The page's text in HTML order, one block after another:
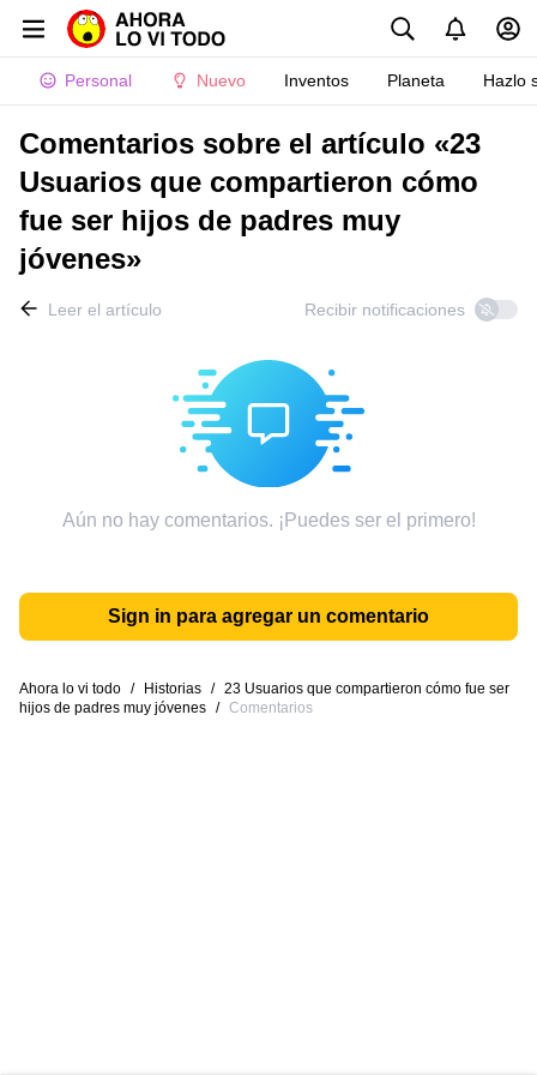
Personal Nuevo Inventos Planeta Hazlo
Comentarios sobre el artículo «23
Usuarios que compartieron cómo
fue ser hijos de padres muy
jóvenes»
Leer el artículo Recibir notificaciones
Aún no hay comentarios. ¡Puedes ser el primero!
Sign in para agregar un comentario
Ahora lo vi todo / Historias / 23 Usuarios que compartieron cómo fue ser
hijos de padres muy jóvenes / Comentarios